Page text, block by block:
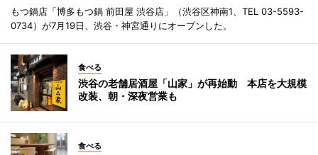
もつ鍋店「博多もつ鍋 前田屋 渋谷店」（渋谷区神南1、TEL 03-5593-
0734）が7月19日、渋谷・神宮通りにオープンした。
食べる
渋谷の老舗居酒屋「山家」が再始動 本店を大規模
改装、朝・深夜営業も
食べる